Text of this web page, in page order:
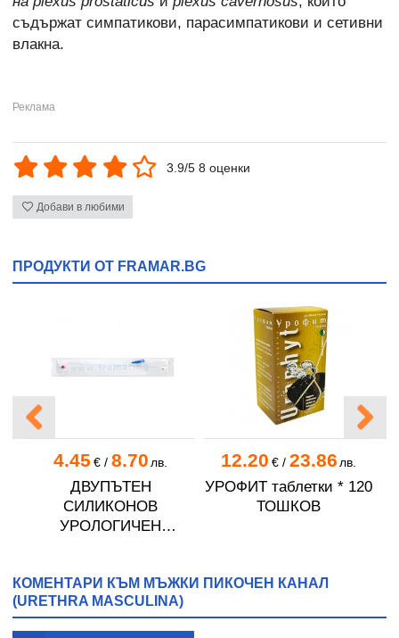
съдържат симпатикови, парасимпатикови и сетивни
влакна.
3.9/5 8 оценки
Добави в любими
ПРОДУКТИ ОТ FRAMAR.BG
4.45 €/ 8.70 лв.
ДВУПЪТЕН
СИЛИКОНОВ
УРОЛОГИЧЕН
12.20 €/ 23.86 лв.
УРОФИТ таблетки * 120
ТОШКОВ
КОМЕНТАРИ КЪМ МЪЖКИ ПИКОЧЕН КАНАЛ
(URETHRA MASCULINA)